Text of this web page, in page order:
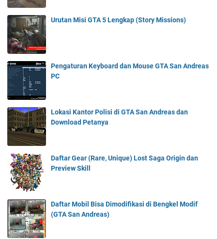
Urutan Misi GTA 5 Lengkap (Story Missions)
Pengaturan Keyboard dan Mouse GTA San Andreas
PC
Lokasi Kantor Polisi di GTA San Andreas dan
Download Petanya
Daftar Gear (Rare, Unique) Lost Saga Origin dan
Preview Skill
Daftar Mobil Bisa Dimodifikasi di Bengkel Modif
(GTA San Andreas)